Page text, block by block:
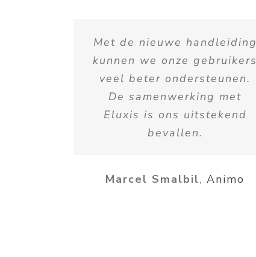
Met de nieuwe handleiding
kunnen we onze gebruikers
veel beter ondersteunen.
De samenwerking met
Eluxis is ons uitstekend
bevallen.
Marcel Smalbil,Animo